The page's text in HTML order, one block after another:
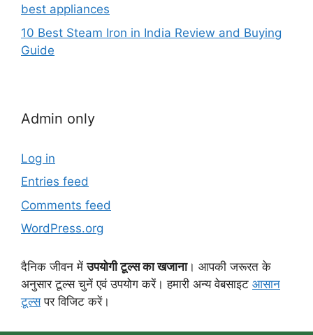
best appliances
10 Best Steam Iron in India Review and Buying
Guide
Admin only
Log in
Entries feed
Comments feed
WordPress.org
दैनिक जीवन मेंउपयोगी टूल्स का खजाना। आपकी जरूरत के
अनुसार टूल्स चुनें एवं उपयोग करें। हमारी अन्य वेबसाइट आसान
टूल्सपर विजिट करें।